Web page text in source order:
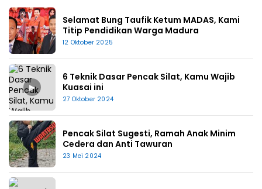
Selamat Bung Taufik Ketum MADAS, Kami
Titip Pendidikan Warga Madura
12 Oktober 2025
▶
6 Teknik Dasar Pencak Silat, Kamu Wajib
Kuasai ini
27 Oktober 2024
Pencak Silat Sugesti, Ramah Anak Minim
Cedera dan Anti Tawuran
23 Mei 2024